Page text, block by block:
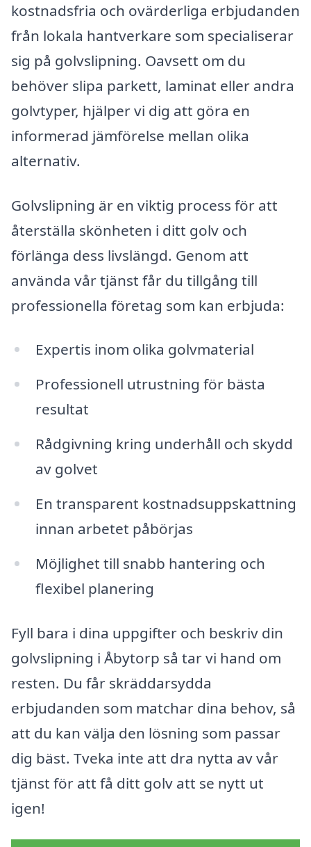
kostnadsfria och ovärderliga erbjudanden
från lokala hantverkare som specialiserar
sig på golvslipning. Oavsett om du
behöver slipa parkett, laminat eller andra
golvtyper, hjälper vi dig att göra en
informerad jämförelse mellan olika
alternativ.
Golvslipning är en viktig process för att
återställa skönheten i ditt golv och
förlänga dess livslängd. Genom att
använda vår tjänst får du tillgång till
professionella företag som kan erbjuda:
Expertis inom olika golvmaterial
Professionell utrustning för bästa
resultat
Rådgivning kring underhåll och skydd
av golvet
En transparent kostnadsuppskattning
innan arbetet påbörjas
Möjlighet till snabb hantering och
flexibel planering
Fyll bara i dina uppgifter och beskriv din
golvslipning i Åbytorp så tar vi hand om
resten. Du får skräddarsydda
erbjudanden som matchar dina behov, så
att du kan välja den lösning som passar
dig bäst. Tveka inte att dra nytta av vår
tjänst för att få ditt golv att se nytt ut
igen!